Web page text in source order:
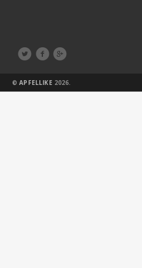
  
©APFELLIKE 2026.